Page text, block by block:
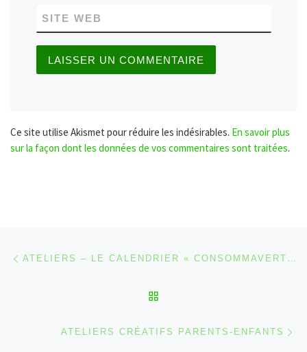
SITE WEB
Ce site utilise Akismet pour réduire les indésirables. En savoir plus
sur la façon dont les données de vos commentaires sont traitées.
Parcourir les articles ATELIERS – LE CALENDRIER « CONSOMMAVERTI » [2022]
ATELIERS CRÉATIFS PARENTS-ENFANTS